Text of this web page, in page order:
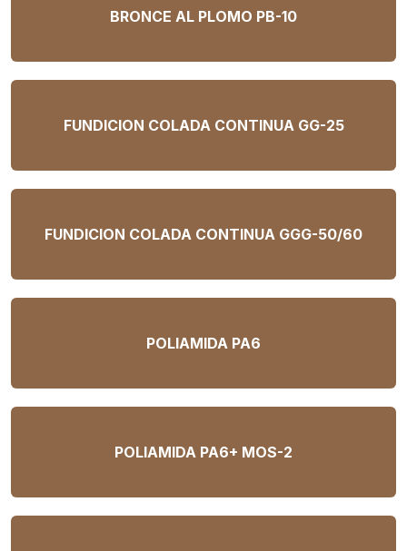
BRONCE AL PLOMO PB-10
FUNDICION COLADA CONTINUA GG-25
FUNDICION COLADA CONTINUA GGG-50/60
POLIAMIDA PA6
POLIAMIDA PA6+ MOS-2